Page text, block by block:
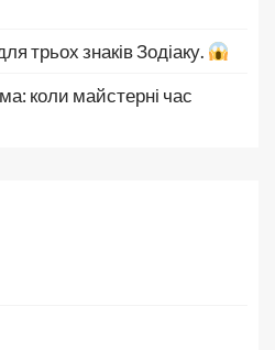
трьох знаків Зодіаку.
коли майстерні час